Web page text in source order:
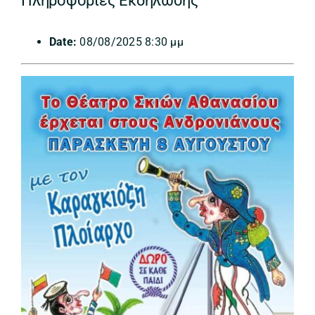
Date: 08/08/2025 8:30 μμ